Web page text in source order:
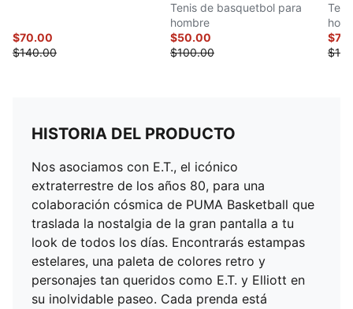
$70.00
$140.00
Tenis de basquetbol para
hombre
$50.00
$100.00
HISTORIA DEL PRODUCTO
Nos asociamos con E.T., el icónico
extraterrestre de los años 80, para una
colaboración cósmica de PUMA Basketball que
traslada la nostalgia de la gran pantalla a tu
look de todos los días. Encontrarás estampas
estelares, una paleta de colores retro y
personajes tan queridos como E.T. y Elliott en
su inolvidable paseo. Cada prenda está